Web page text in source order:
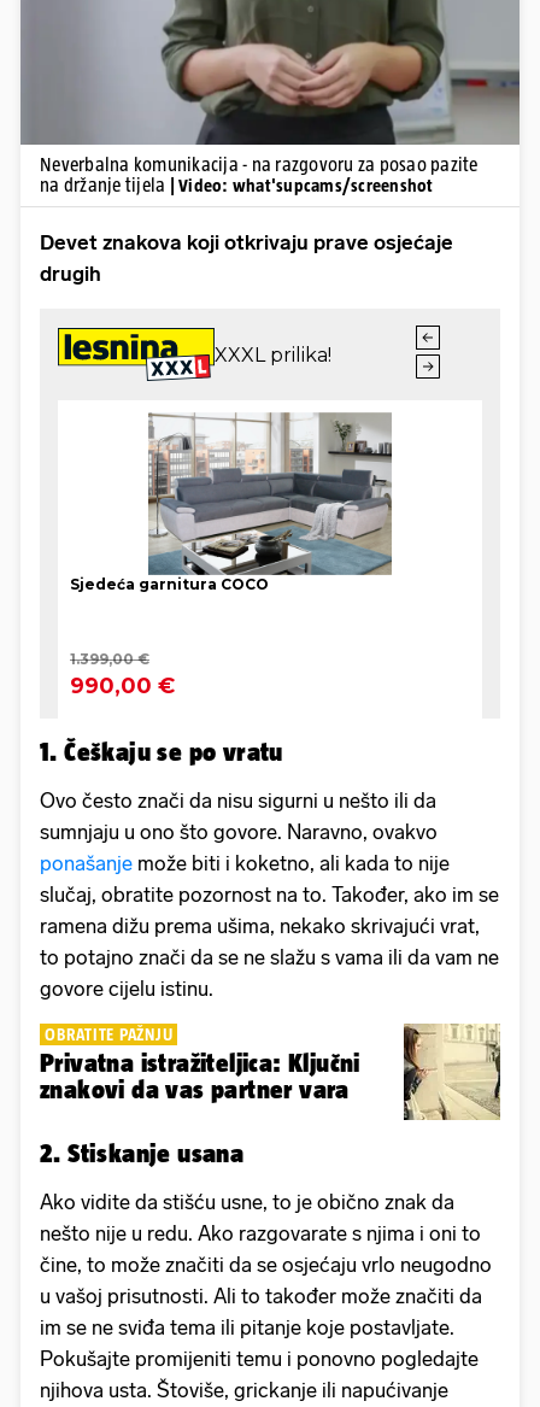
Neverbalna komunikacija - na razgovoru za posao pazite
na držanje tijela
| Video: what'supcams/screenshot
Devet znakova koji otkrivaju prave osjećaje
drugih
1. Češkaju se po vratu
Ovo često znači da nisu sigurni u nešto ili da
sumnjaju u ono što govore. Naravno, ovakvo
ponašanje može biti i koketno, ali kada to nije
slučaj, obratite pozornost na to. Također, ako im se
ramena dižu prema ušima, nekako skrivajući vrat,
to potajno znači da se ne slažu s vama ili da vam ne
govore cijelu istinu.
OBRATITE PAŽNJU
Privatna istražiteljica: Ključni
znakovi da vas partner vara
2. Stiskanje usana
Ako vidite da stišću usne, to je obično znak da
nešto nije u redu. Ako razgovarate s njima i oni to
čine, to može značiti da se osjećaju vrlo neugodno
u vašoj prisutnosti. Ali to također može značiti da
im se ne sviđa tema ili pitanje koje postavljate.
Pokušajte promijeniti temu i ponovno pogledajte
njihova usta. Štoviše, grickanje ili napućivanje